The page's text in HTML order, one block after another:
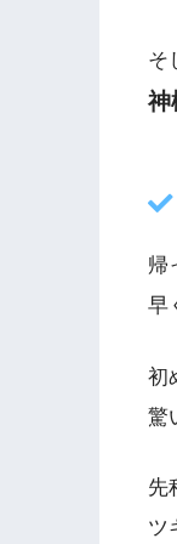
そ
神
帰
早
初
驚
先
ツ